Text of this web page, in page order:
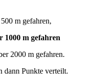
m gefahren,
1000 m gefahren
2000 m gefahren.
dann Punkte verteilt.